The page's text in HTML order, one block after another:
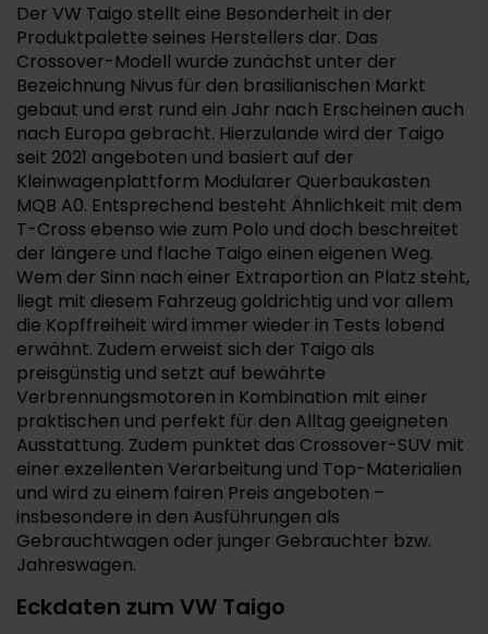
Der VW Taigo stellt eine Besonderheit in der
Produktpalette seines Herstellers dar. Das
Crossover-Modell wurde zunächst unter der
Bezeichnung Nivus für den brasilianischen Markt
gebaut und erst rund ein Jahr nach Erscheinen auch
nach Europa gebracht. Hierzulande wird der Taigo
seit 2021 angeboten und basiert auf der
Kleinwagenplattform Modularer Querbaukasten
MQB A0. Entsprechend besteht Ähnlichkeit mit dem
T-Cross ebenso wie zum Polo und doch beschreitet
der längere und flache Taigo einen eigenen Weg.
Wem der Sinn nach einer Extraportion an Platz steht,
liegt mit diesem Fahrzeug goldrichtig und vor allem
die Kopffreiheit wird immer wieder in Tests lobend
erwähnt. Zudem erweist sich der Taigo als
preisgünstig und setzt auf bewährte
Verbrennungsmotoren in Kombination mit einer
praktischen und perfekt für den Alltag geeigneten
Ausstattung. Zudem punktet das Crossover-SUV mit
einer exzellenten Verarbeitung und Top-Materialien
und wird zu einem fairen Preis angeboten –
insbesondere in den Ausführungen als
Gebrauchtwagen oder junger Gebrauchter bzw.
Jahreswagen.
Eckdaten zum VW Taigo